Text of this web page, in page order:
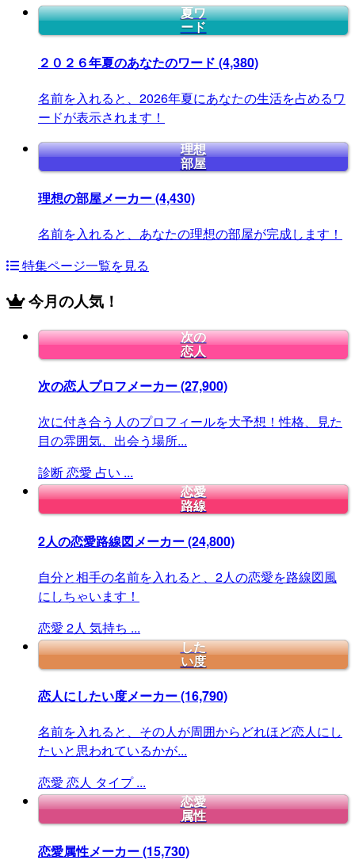
夏ワ
ード
２０２６年夏のあなたのワード (4,380)
名前を入れると、2026年夏にあなたの生活を占めるワ
ードが表示されます！
理想
部屋
理想の部屋メーカー(4,430)
名前を入れると、あなたの理想の部屋が完成します！
特集ページ一覧を見る
今月の人気！
次の
恋人
次の恋人プロフメーカー(27,900)
次に付き合う人のプロフィールを大予想！性格、見た
目の雰囲気、出会う場所...
診断恋愛 占い ...
恋愛
路線
2人の恋愛路線図メーカー(24,800)
自分と相手の名前を入れると、2人の恋愛を路線図風
にしちゃいます！
恋愛 2人 気持ち ...
した
い度
恋人にしたい度メーカー(16,790)
名前を入れると、その人が周囲からどれほど恋人にし
たいと思われているかが...
恋愛 恋人 タイプ ...
恋愛
属性
恋愛属性メーカー(15,730)